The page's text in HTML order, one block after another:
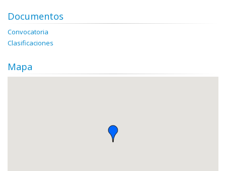
Documentos
Convocatoria
Clasificaciones
Mapa